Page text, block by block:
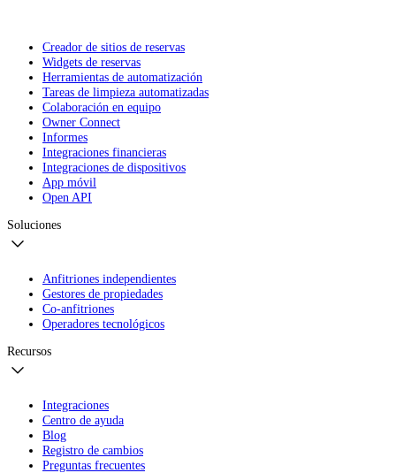
Creador de sitios de reservas
Widgets de reservas
Herramientas de automatización
Tareas de limpieza automatizadas
Colaboración en equipo
Owner Connect
Informes
Integraciones financieras
Integraciones de dispositivos
App móvil
Open API
Soluciones
Anfitriones independientes
Gestores de propiedades
Co-anfitriones
Operadores tecnológicos
Recursos
Integraciones
Centro de ayuda
Blog
Registro de cambios
Preguntas frecuentes